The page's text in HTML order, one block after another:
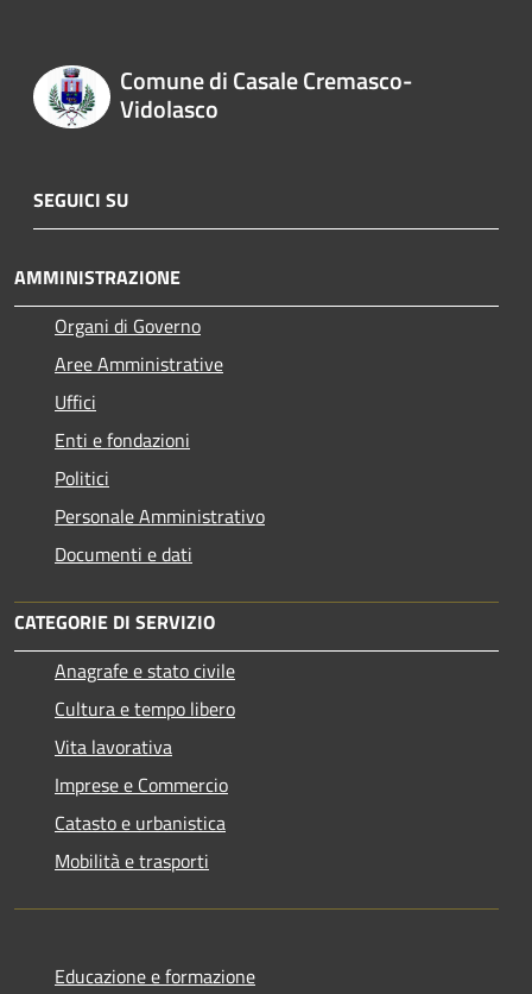
Comune di Casale Cremasco-
Vidolasco
SEGUICI SU
AMMINISTRAZIONE
Organi di Governo
Aree Amministrative
Uffici
Enti e fondazioni
Politici
Personale Amministrativo
Documenti e dati
CATEGORIE DI SERVIZIO
Anagrafe e stato civile
Cultura e tempo libero
Vita lavorativa
Imprese e Commercio
Catasto e urbanistica
Mobilità e trasporti
Educazione e formazione